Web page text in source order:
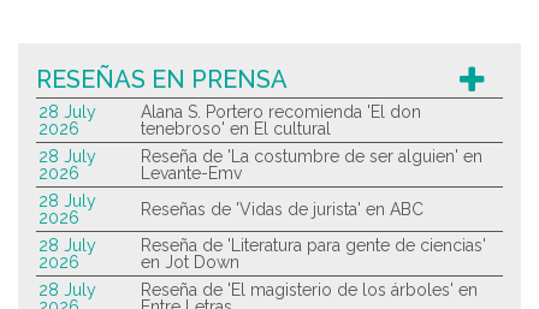
RESEÑAS EN PRENSA
28 July
2026
Alana S. Portero recomienda 'El don
tenebroso' en El cultural
28 July
2026
Reseña de 'La costumbre de ser alguien' en
Levante-Emv
28 July
2026
Reseñas de 'Vidas de jurista' en ABC
28 July
2026
Reseña de 'Literatura para gente de ciencias'
en Jot Down
28 July
Reseña de 'El magisterio de los árboles' en